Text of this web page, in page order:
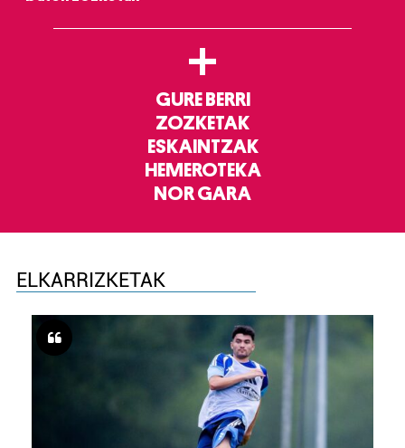
+
GURE BERRI
ZOZKETAK
ESKAINTZAK
HEMEROTEKA
NOR GARA
ELKARRIZKETAK